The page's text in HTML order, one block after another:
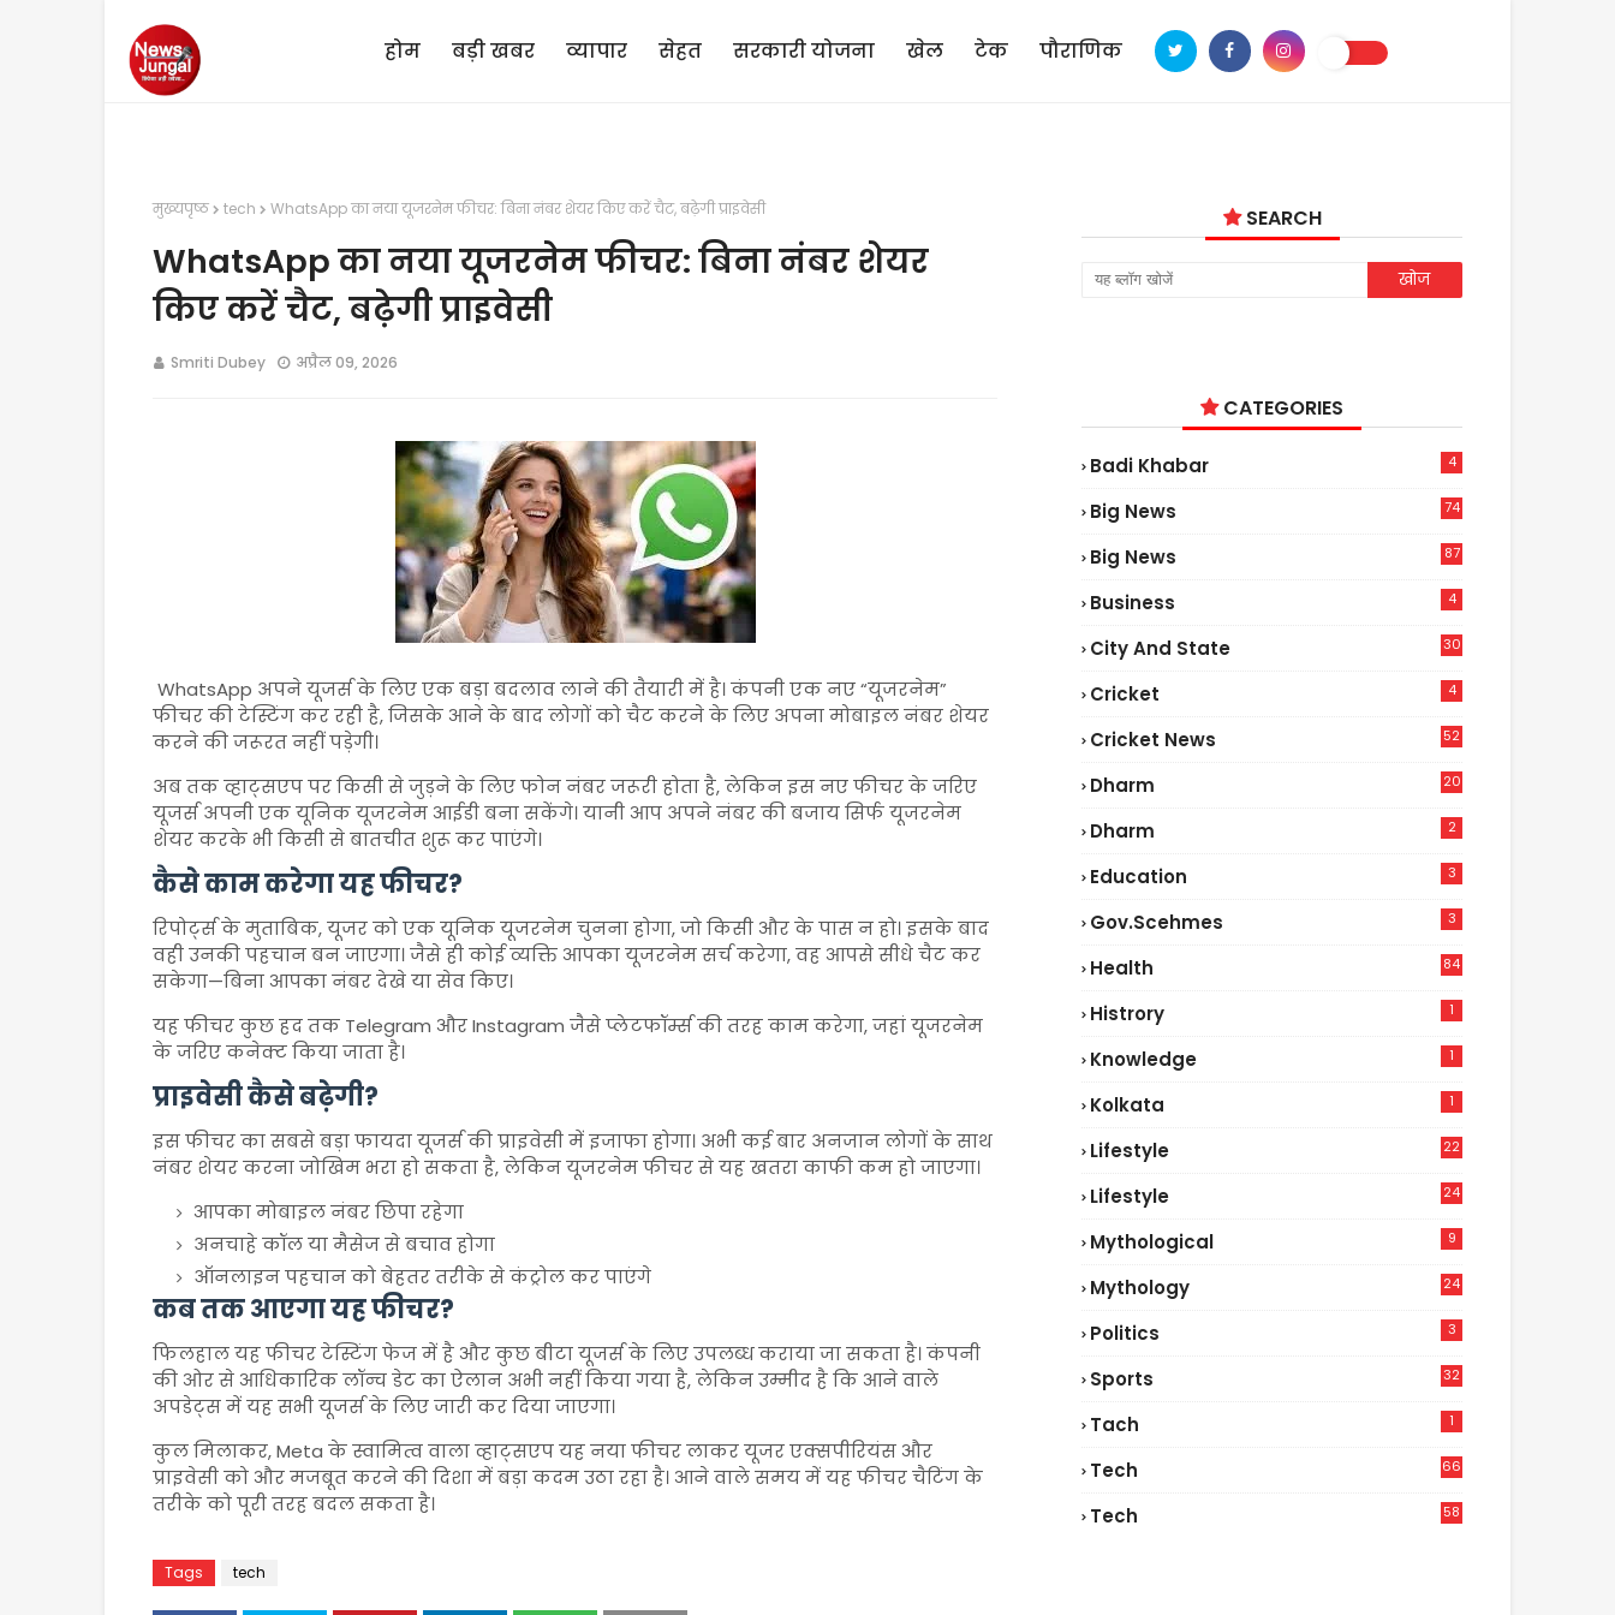
होम बड़ी खबर व्यापार सेहत सरकारी योजना खेल टेक पौराणिक
मुख्यपृष्ठ tech WhatsApp का नया यूजरनेम फीचर: बिना नंबर शेयर किए करें चैट, बढ़ेगी प्राइवेसी
WhatsApp का नया यूजरनेम फीचर: बिना नंबर शेयर
किए करें चैट, बढ़ेगी प्राइवेसी
Smriti Dubey अप्रैल 09, 2026
WhatsApp अपने यूजर्स के लिए एक बड़ा बदलाव लाने की तैयारी में है। कंपनी एक नए “यूजरनेम”
फीचर की टेस्टिंग कर रही है, जिसके आने के बाद लोगों को चैट करने के लिए अपना मोबाइल नंबर शेयर
करने की जरूरत नहीं पड़ेगी।
अब तक व्हाट्सएप पर किसी से जुड़ने के लिए फोन नंबर जरूरी होता है, लेकिन इस नए फीचर के जरिए
यूजर्स अपनी एक यूनिक यूजरनेम आईडी बना सकेंगे। यानी आप अपने नंबर की बजाय सिर्फ यूजरनेम
शेयर करके भी किसी से बातचीत शुरू कर पाएंगे।
कैसे काम करेगा यह फीचर?
रिपोर्ट्स के मुताबिक, यूजर को एक यूनिक यूजरनेम चुनना होगा, जो किसी और के पास न हो। इसके बाद
वही उनकी पहचान बन जाएगा। जैसे ही कोई व्यक्ति आपका यूजरनेम सर्च करेगा, वह आपसे सीधे चैट कर
सकेगा—बिना आपका नंबर देखे या सेव किए।
यह फीचर कुछ हद तक Telegram औरInstagram जैसे प्लेटफॉर्म्स की तरह काम करेगा, जहां यूजरनेम
के जरिए कनेक्ट किया जाता है।
प्राइवेसी कैसे बढ़ेगी?
इस फीचर का सबसे बड़ा फायदा यूजर्स की प्राइवेसी में इजाफा होगा। अभी कई बार अनजान लोगों के साथ
नंबर शेयर करना जोखिम भरा हो सकता है, लेकिन यूजरनेम फीचर से यह खतरा काफी कम हो जाएगा।
आपका मोबाइल नंबर छिपा रहेगा
अनचाहे कॉल या मैसेज से बचाव होगा
ऑनलाइन पहचान को बेहतर तरीके से कंट्रोल कर पाएंगे
कब तक आएगा यह फीचर?
फिलहाल यह फीचर टेस्टिंग फेज में है और कुछ बीटा यूजर्स के लिए उपलब्ध कराया जा सकता है। कंपनी
की ओर से आधिकारिक लॉन्च डेट का ऐलान अभी नहीं किया गया है, लेकिन उम्मीद है कि आने वाले
अपडेट्स में यह सभी यूजर्स के लिए जारी कर दिया जाएगा।
कुल मिलाकर,Meta के स्वामित्व वाला व्हाट्सएप यह नया फीचर लाकर यूजर एक्सपीरियंस और
प्राइवेसी को और मजबूत करने की दिशा में बड़ा कदम उठा रहा है। आने वाले समय में यह फीचर चैटिंग के
तरीके को पूरी तरह बदल सकता है।
Tags tech
SEARCH
CATEGORIES
Badi Khabar 4
Big News
74
Big News
87
Business 4
City And State 30
Cricket 4
Cricket News
52
Dharm 20
Dharm 2
Education 3
Gov.scehmes 3
Health
84
Histrory 1
Knowledge 1
Kolkata 1
Lifestyle
22
Lifestyle
24
Mythological 9
Mythology 24
Politics 3
Sports 32
Tach 1
Tech
66
Tech
58